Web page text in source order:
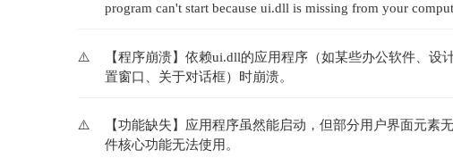
program can't start because ui.dll is missing from your
【程序崩溃】依赖ui.dll的应用程序（如某些办公软件、
置窗口、关于对话框）时崩溃。
【功能缺失】应用程序虽然能启动，但部分用户界面元
件核心功能无法使用。